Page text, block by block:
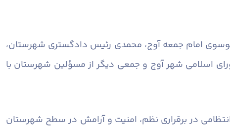
موسوی امام جمعه آوج، محمدی رئیس دادگستری شهرستان،
اسلامی شهر آوج و جمعی دیگر از مسؤلین شهرستان با
انتظامی در برقراری نظم، امنیت و آرامش در سطح شهرستان